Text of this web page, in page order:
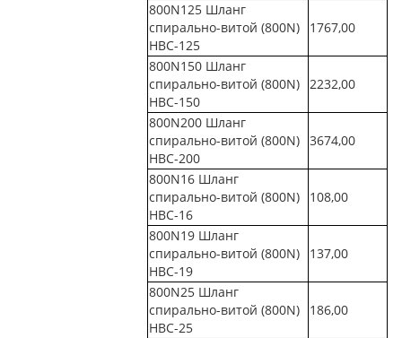
800N125 Шланг
спирально-витой (800N)
НВС-125
1767,00
800N150 Шланг
спирально-витой (800N)
НВС-150
2232,00
800N200 Шланг
спирально-витой (800N)
НВС-200
3674,00
800N16 Шланг
спирально-витой (800N)
НВС-16
108,00
800N19 Шланг
спирально-витой (800N)
НВС-19
137,00
800N25 Шланг
спирально-витой (800N)
НВС-25
186,00